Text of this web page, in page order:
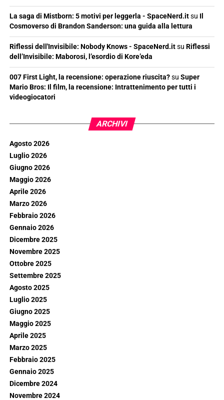
La saga di Mistborn: 5 motivi per leggerla - SpaceNerd.itsu Il
Cosmoverso di Brandon Sanderson: una guida alla lettura
Riflessi dell'Invisibile: Nobody Knows - SpaceNerd.itsu Riflessi
dell’Invisibile: Maborosi, l’esordio di Kore’eda
007 First Light, la recensione: operazione riuscita?su Super
Mario Bros: Il film, la recensione: Intrattenimento per tutti i
videogiocatori
ARCHIVI
Agosto 2026
Luglio 2026
Giugno 2026
Maggio 2026
Aprile 2026
Marzo 2026
Febbraio 2026
Gennaio 2026
Dicembre 2025
Novembre 2025
Ottobre 2025
Settembre 2025
Agosto 2025
Luglio 2025
Giugno 2025
Maggio 2025
Aprile 2025
Marzo 2025
Febbraio 2025
Gennaio 2025
Dicembre 2024
Novembre 2024